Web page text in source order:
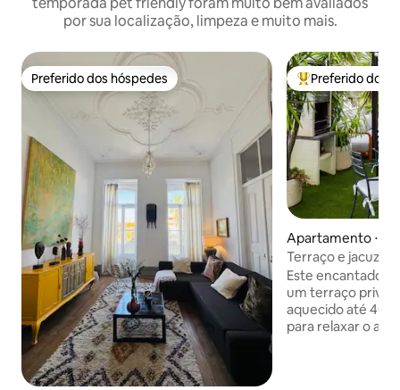
por sua localização, limpeza e muito mais.
Preferido dos hóspedes
Preferido dos hóspedes Entre os
Preferido dos
Apartamento ⋅
Terraço e jacuzzi
Este encantador
um terraço
aquecido até
para relaxar o